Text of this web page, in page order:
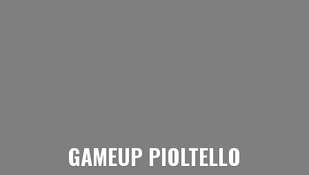
GAMEUP PIOLTELLO